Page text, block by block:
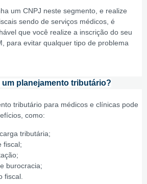
um CNPJ neste segmento, e realize
sendo de serviços médicos, é
que você realize a inscrição do seu
para evitar qualquer tipo de problema
um planejamento tributário?
tributário para médicos e clínicas pode
como:
tributária;
fiscal;
burocracia;
fiscal.